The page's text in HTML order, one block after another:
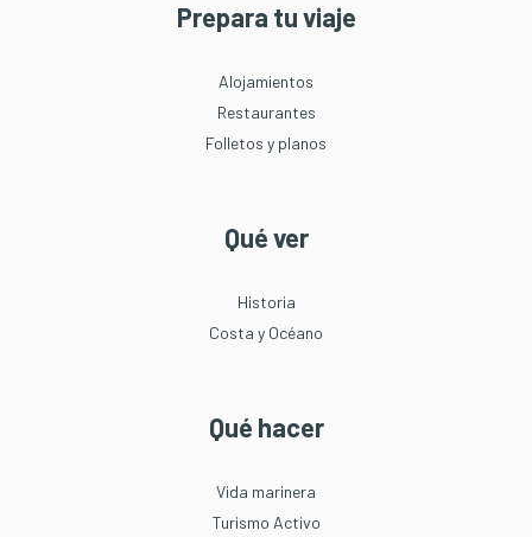
Prepara tu viaje
Alojamientos
Restaurantes
Folletos y planos
Qué ver
Historia
Costa y Océano
Qué hacer
Vida marinera
Turismo Activo